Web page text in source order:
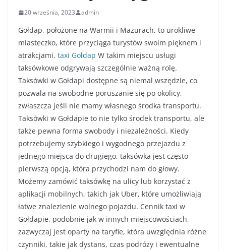
20 września, 2023 admin
Gołdap, położone na Warmii i Mazurach, to urokliwe
miasteczko, które przyciąga turystów swoim pięknem i
atrakcjami. taxi Gołdap W takim miejscu usługi
taksówkowe odgrywają szczególnie ważną rolę.
Taksówki w Gołdapi dostępne są niemal wszędzie, co
pozwala na swobodne poruszanie się po okolicy,
zwłaszcza jeśli nie mamy własnego środka transportu.
Taksówki w Gołdapie to nie tylko środek transportu, ale
także pewna forma swobody i niezależności. Kiedy
potrzebujemy szybkiego i wygodnego przejazdu z
jednego miejsca do drugiego, taksówka jest często
pierwszą opcją, która przychodzi nam do głowy.
Możemy zamówić taksówkę na ulicy lub korzystać z
aplikacji mobilnych, takich jak Uber, które umożliwiają
łatwe znalezienie wolnego pojazdu. Cennik taxi w
Gołdapie, podobnie jak w innych miejscowościach,
zazwyczaj jest oparty na taryfie, która uwzględnia różne
czynniki, takie jak dystans, czas podróży i ewentualne